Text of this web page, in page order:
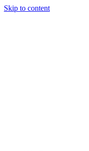
Skip to content